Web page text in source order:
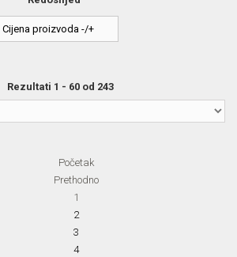
Cijena proizvoda -/+
Rezultati 1 - 60 od 243
Početak
Prethodno
1
2
3
4